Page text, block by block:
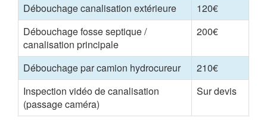
Débouchage canalisation extérieure
120€
Débouchage fosse septique /
canalisation principale
200€
Débouchage par camion hydrocureur
210€
Inspection vidéo de canalisation
(passage caméra)
Sur devis